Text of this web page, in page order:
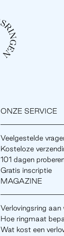
ONZE SERVICE
Veelgestelde
Kosteloze
101 dagen
Gratis inscriptie
MAGAZINE
Verlovingsring aan
Hoe ringmaat
Wat kost een